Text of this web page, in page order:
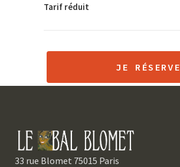
Tarif réduit
JE RÉSERVE
33 rue Blomet 75015 Paris